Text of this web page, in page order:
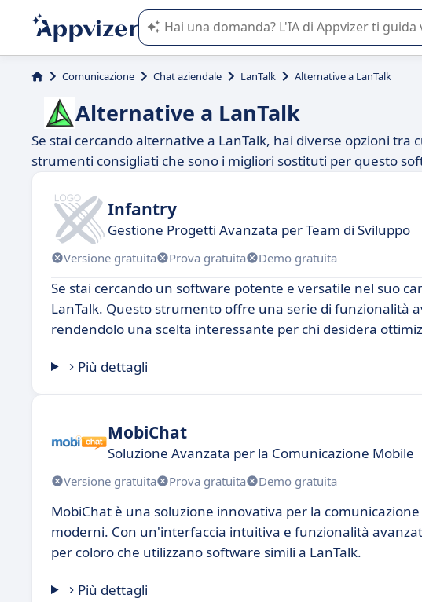
L'IA di Appvizer vi guida nell'utilizzo o nella
Comunicazione Chat aziendale LanTalk Alternative a LanTalk
Alternative a LanTalk
Se stai cercando alternative a LanTalk, hai diverse opzioni tra
strumenti consigliati che sono i migliori sostituti per questo
Infantry
Gestione Progetti Avanzata per Team di Sviluppo
Versione gratuita Prova gratuita Demo gratuita
Se stai cercando un software potente e versatile nel suo
LanTalk. Questo strumento offre una serie di funzionalità
rendendolo una scelta interessante per chi desidera
Più dettagli
MobiChat
Soluzione Avanzata per la Comunicazione Mobile
Versione gratuita Prova gratuita Demo gratuita
MobiChat è una soluzione innovativa per la
moderni. Con un'interfaccia intuitiva e funzionalità
per coloro che utilizzano software simili a LanTalk.
Più dettagli